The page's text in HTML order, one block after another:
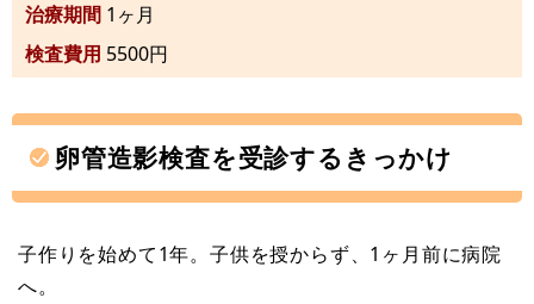
治療期間 1ヶ月
検査費用 5500円
卵管造影検査を受診するきっかけ
子作りを始めて1年。子供を授からず、1ヶ月前に病院
へ。